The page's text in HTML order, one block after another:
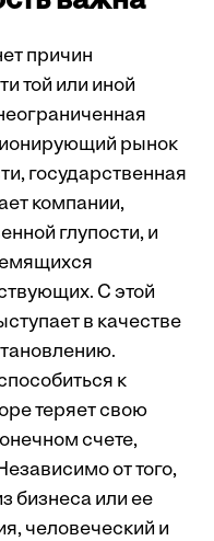
причин
той или иной
рынок
государственная
компании,
глупости, и
С этой
в качестве
к
теряет свою
счете,
от того,
бизнеса или ее
человеческий и